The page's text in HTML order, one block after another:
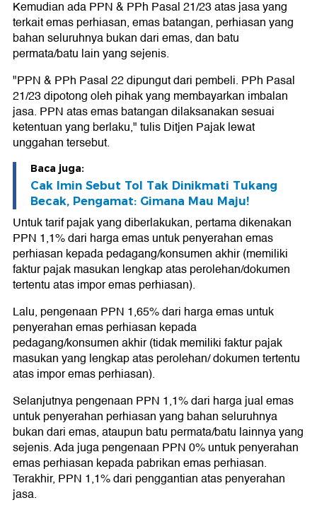
Kemudian ada PPN & PPh Pasal 21/23 atas jasa yang
terkait emas perhiasan, emas batangan, perhiasan yang
bahan seluruhnya bukan dari emas, dan batu
permata/batu lain yang sejenis.
"PPN & PPh Pasal 22 dipungut dari pembeli. PPh Pasal
21/23 dipotong oleh pihak yang membayarkan imbalan
jasa. PPN atas emas batangan dilaksanakan sesuai
ketentuan yang berlaku," tulis Ditjen Pajak lewat
unggahan tersebut.
Baca juga:
Cak Imin Sebut Tol Tak Dinikmati Tukang
Becak, Pengamat: Gimana Mau Maju!
Untuk tarif pajak yang diberlakukan, pertama dikenakan
PPN 1,1% dari harga emas untuk penyerahan emas
perhiasan kepada pedagang/konsumen akhir (memiliki
faktur pajak masukan lengkap atas perolehan/dokumen
tertentu atas impor emas perhiasan).
Lalu, pengenaan PPN 1,65% dari harga emas untuk
penyerahan emas perhiasan kepada
pedagang/konsumen akhir (tidak memiliki faktur pajak
masukan yang lengkap atas perolehan/ dokumen tertentu
atas impor emas perhiasan).
Selanjutnya pengenaan PPN 1,1% dari harga jual emas
untuk penyerahan perhiasan yang bahan seluruhnya
bukan dari emas, ataupun batu permata/batu lainnya yang
sejenis. Ada juga pengenaan PPN 0% untuk penyerahan
emas perhiasan kepada pabrikan emas perhiasan.
Terakhir, PPN 1,1% dari penggantian atas penyerahan
jasa.